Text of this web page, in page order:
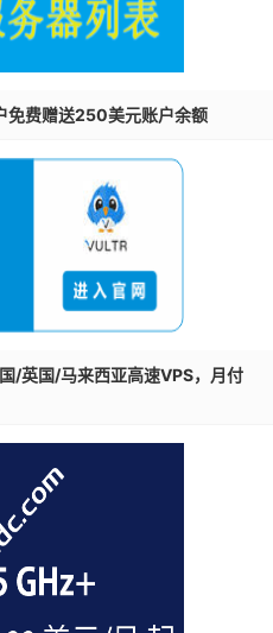
费赠送250美元账户余额
/英国/马来西亚高速VPS，月付